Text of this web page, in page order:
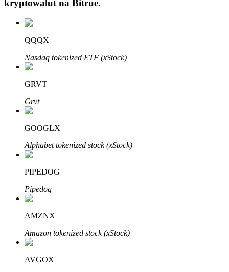
Naucz się stakingu
Dowiedz się, jak uzyskać dochód pasywny
Bitrue
AI
kryptowalut na Bitrue.
QQQX
Nasdaq tokenized ETF (xStock)
GRVT
Grvt
GOOGLX
Alphabet tokenized stock (xStock)
PIPEDOG
Pipedog
AMZNX
Amazon tokenized stock (xStock)
AVGOX